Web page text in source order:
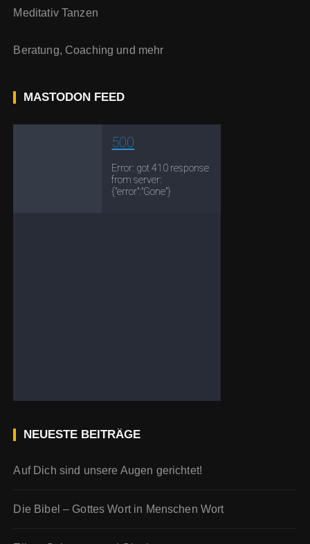
Meditativ Tanzen
Beratung, Coaching und mehr
MASTODON FEED
NEUESTE BEITRÄGE
Auf Dich sind unsere Augen gerichtet!
Die Bibel – Gottes Wort in Menschen Wort